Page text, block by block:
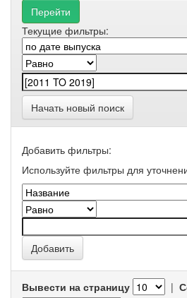
Текущие фильтры:
Начать новый поиск
Добавить фильтры:
Используйте фильтры для
Вывести на страницу |